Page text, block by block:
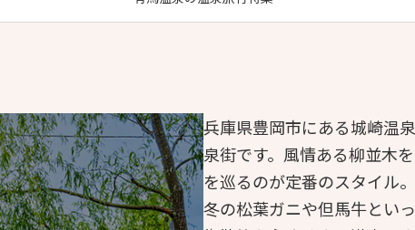
兵庫県豊岡市にある城崎温
泉街です。風情ある柳並木
を巡るのが定番のスタイル。
冬の松葉ガニや但馬牛とい